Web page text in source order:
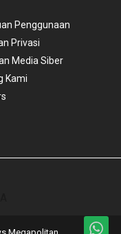
Penggunaan
Privasi
Media Siber
Kami